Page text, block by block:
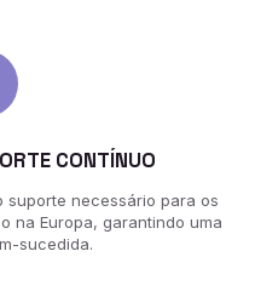
CONTÍNUO
necessário para os
na Europa, garantindo uma
sucedida.